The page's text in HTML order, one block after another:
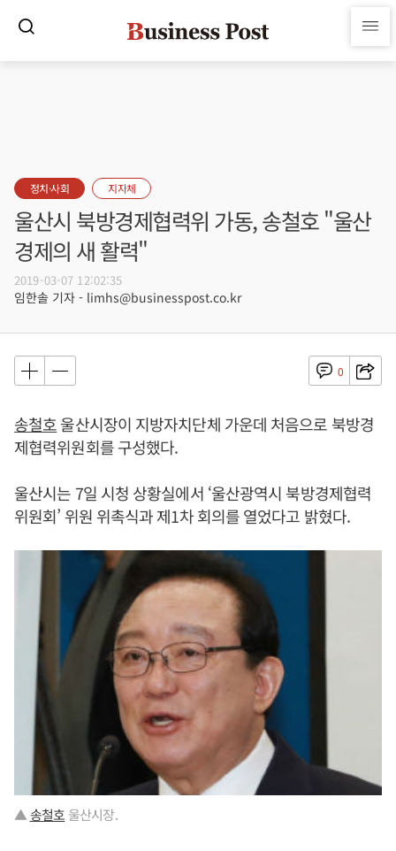
정치·사회 지자체
울산시 북방경제협력위 가동, 송철호 "울산
경제의 새 활력"
2019-03-07 12:02:35
임한솔 기자 - limhs@businesspost.co.kr
0
송철호울산시장이 지방자치단체 가운데 처음으로 북방경
제협력위원회를 구성했다.
울산시는 7일 시청 상황실에서 ‘울산광역시 북방경제협력
위원회’ 위원 위촉식과 제1차 회의를 열었다고 밝혔다.
▲송철호 울산시장.